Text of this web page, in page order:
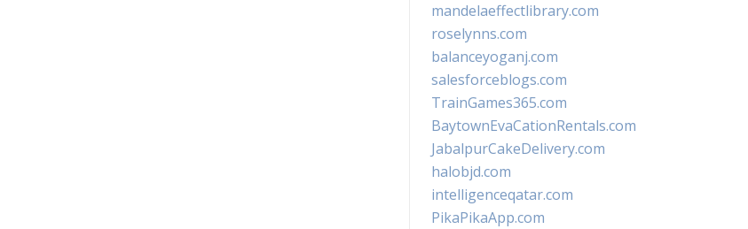
mandelaeffectlibrary.com
roselynns.com
balanceyoganj.com
salesforceblogs.com
TrainGames365.com
BaytownEvaCationRentals.com
JabalpurCakeDelivery.com
halobjd.com
intelligenceqatar.com
PikaPikaApp.com